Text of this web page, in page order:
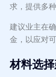
求，提供多
建议业主在
金，以应对
材料选